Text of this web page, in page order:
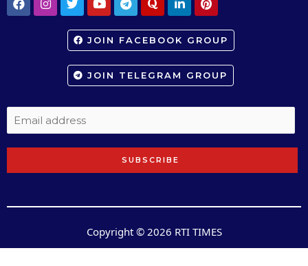
JOIN FACEBOOK GROUP
JOIN TELEGRAM GROUP
SUBSCRIBE
Copyright © 2026 RTI TIMES